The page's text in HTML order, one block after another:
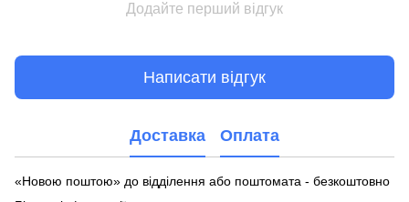
Додайте перший відгук
Написати відгук
Доставка Оплата
«Новою поштою» до відділення або поштомата - безкоштовно